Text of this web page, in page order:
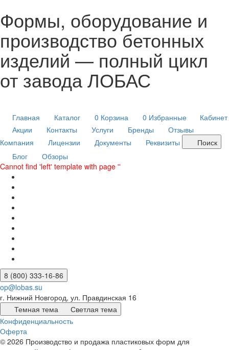
Формы, оборудование и
производство бетонных
изделий — полный цикл
от завода ЛОБАС
Главная Каталог 0 Корзина 0 Избранные
Кабинет
Акции
Контакты Услуги Бренды
Отзывы
Компания
Лицензии Документы Реквизиты
Поиск
Блог
Обзоры
Cannot find 'left' template with page ''
8 (800) 333-16-86
op@lobas.su
г. Нижний Новгород, ул. Правдинская 16
Темная тема
Светлая тема
Конфиденциальность
Оферта
© 2026 Производство и продажа пластиковых форм для